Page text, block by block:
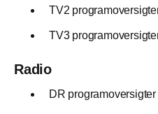
TV2
TV3
Radio
DR